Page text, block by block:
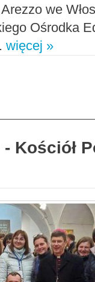
we
Ośrodka
więcej »
Kościół